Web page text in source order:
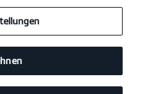
(Benzin/Automatik); 132 kW (180
100 km; CO₂-Emissionen